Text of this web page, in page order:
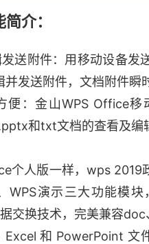
介：
送附件：用移动设备发
发送附件，文档附件瞬
便：金山WPS Office
和txt文档的查看及编
个人版一样，wps 2019
WPS演示三大功能模
交换技术，完美兼容
和 PowerPoint 文